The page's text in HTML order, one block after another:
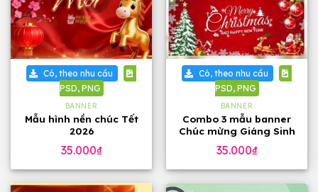
Có, theo nhu cầu
PSD, PNG
BANNER
Mẫu hình nền chúc Tết
2026
35.000₫
Có, theo nhu cầu
PSD, PNG
BANNER
Combo 3 mẫu banner
Chúc mừng Giáng Sinh
35.000₫